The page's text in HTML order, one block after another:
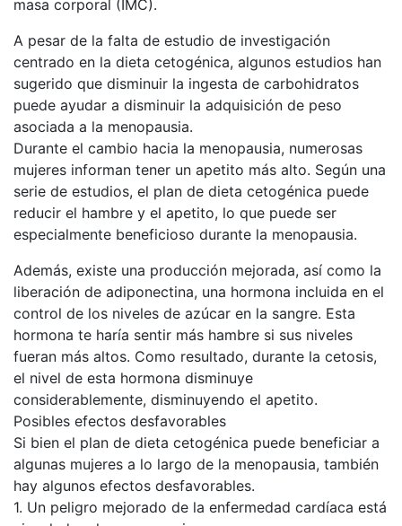
masa corporal (IMC).
A pesar de la falta de estudio de investigación
centrado en la dieta cetogénica, algunos estudios han
sugerido que disminuir la ingesta de carbohidratos
puede ayudar a disminuir la adquisición de peso
asociada a la menopausia.
Durante el cambio hacia la menopausia, numerosas
mujeres informan tener un apetito más alto. Según una
serie de estudios, el plan de dieta cetogénica puede
reducir el hambre y el apetito, lo que puede ser
especialmente beneficioso durante la menopausia.
Además, existe una producción mejorada, así como la
liberación de adiponectina, una hormona incluida en el
control de los niveles de azúcar en la sangre. Esta
hormona te haría sentir más hambre si sus niveles
fueran más altos. Como resultado, durante la cetosis,
el nivel de esta hormona disminuye
considerablemente, disminuyendo el apetito.
Posibles efectos desfavorables
Si bien el plan de dieta cetogénica puede beneficiar a
algunas mujeres a lo largo de la menopausia, también
hay algunos efectos desfavorables.
1. Un peligro mejorado de la enfermedad cardíaca está